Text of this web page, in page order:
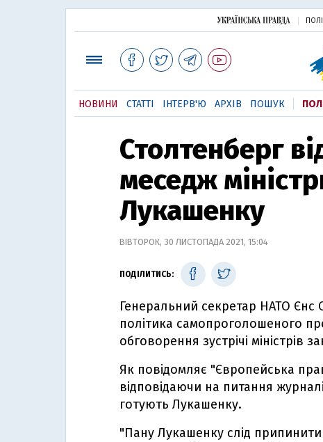
НОВИНИ СТАТТІ ІНТЕРВ'Ю АРХІВ ПОШУК
Столтенберг
меседж
Лукашенку
ВІВТОРОК, 30 ЛИСТОПАДА 2021, 15:04
ПОДІЛИТИСЬ:
Генеральний секретар НАТО Єнс
політика самопроголошеного
обговорення зустрічі міністрів
Як повідомляє "Європейська
відповідаючи на питання
готують Лукашенку.
"Пану Лукашенку слід